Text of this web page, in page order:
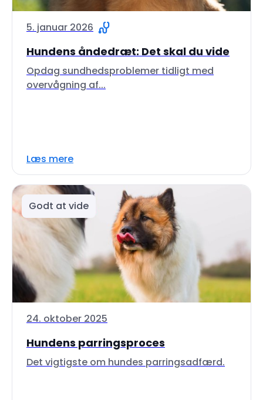
5. januar 2026
Hundens åndedræt: Det skal du vide
Opdag sundhedsproblemer tidligt med
overvågning af...
Læs mere
Godt at vide
24. oktober 2025
Hundens parringsproces
Det vigtigste om hundes parringsadfærd.